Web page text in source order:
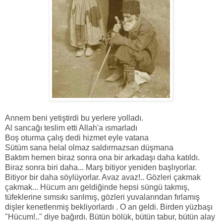
Annem beni yetiştirdi bu yerlere yolladı.
Al sancağı teslim etti Allah'a ısmarladı
Boş oturma çalış dedi hizmet eyle vatana
Sütüm sana helal olmaz saldırmazsan düşmana
Baktım hemen biraz sonra ona bir arkadaşı daha katıldı.
Biraz sonra biri daha... Marş bitiyor yeniden başlıyorlar.
Bitiyor bir daha söylüyorlar. Avaz avaz!.. Gözleri çakmak
çakmak... Hücum anı geldiğinde hepsi süngü takmış,
tüfeklerine sımsıkı sarılmış, gözleri yuvalarından fırlamış
dişler kenetlenmiş bekliyorlardı . O an geldi. Birden yüzbaşı
"Hücum!.." diye bağırdı. Bütün bölük, bütün tabur, bütün alay